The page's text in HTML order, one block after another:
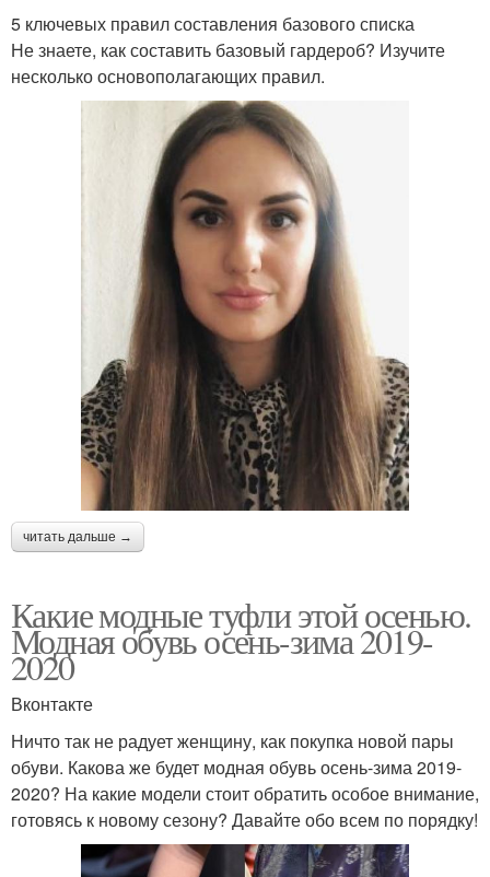
5 ключевых правил составления базового списка
Не знаете, как составить базовый гардероб? Изучите
несколько основополагающих правил.
читать дальше →
Какие модные туфли этой осенью.
Модная обувь осень-зима 2019-
2020
Вконтакте
Ничто так не радует женщину, как покупка новой пары
обуви. Какова же будет модная обувь осень-зима 2019-
2020? На какие модели стоит обратить особое внимание,
готовясь к новому сезону? Давайте обо всем по порядку!